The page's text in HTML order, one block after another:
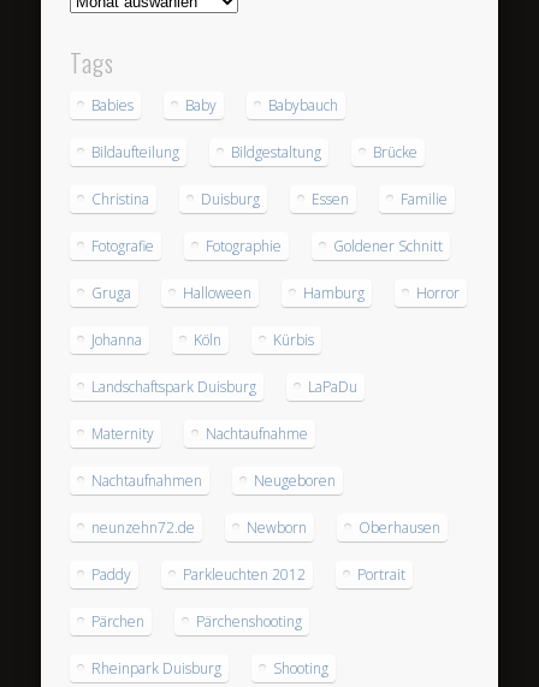
Tags
Babies Baby Babybauch
Bildaufteilung Bildgestaltung Brücke
Christina Duisburg Essen Familie
Fotografie Fotographie Goldener Schnitt
Gruga Halloween Hamburg Horror
Johanna Köln Kürbis
Landschaftspark Duisburg LaPaDu
Maternity Nachtaufnahme
Nachtaufnahmen Neugeboren
neunzehn72.de Newborn Oberhausen
Paddy Parkleuchten 2012 Portrait
Pärchen Pärchenshooting
Rheinpark Duisburg Shooting